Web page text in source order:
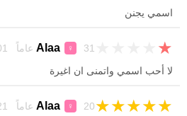
اسمي يجنن
Alaa ♀ 31 عاماً 01-01-2019 ★
لا أحب اسمي واتمنى ان اغيرة
Alaa ♀ 20 عاماً 21-04-2021 ★
★
★
★
★